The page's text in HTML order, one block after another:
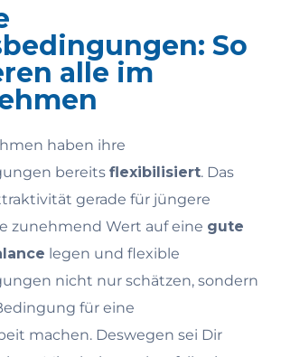
So
alle im
haben ihre
bereits flexibilisiert. Das
gerade für jüngere
zunehmend Wert auf eine gute
legen und flexible
nicht nur schätzen, sondern
für eine
machen. Deswegen sei Dir